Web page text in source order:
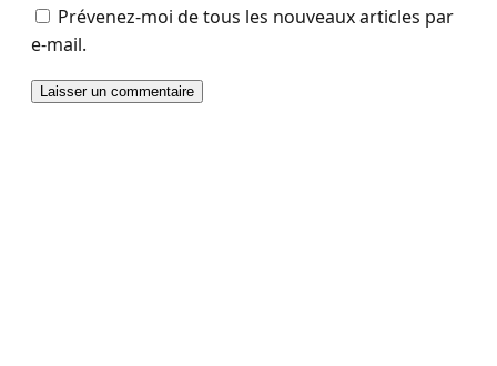
Prévenez-moi de tous les nouveaux articles par
e-mail.